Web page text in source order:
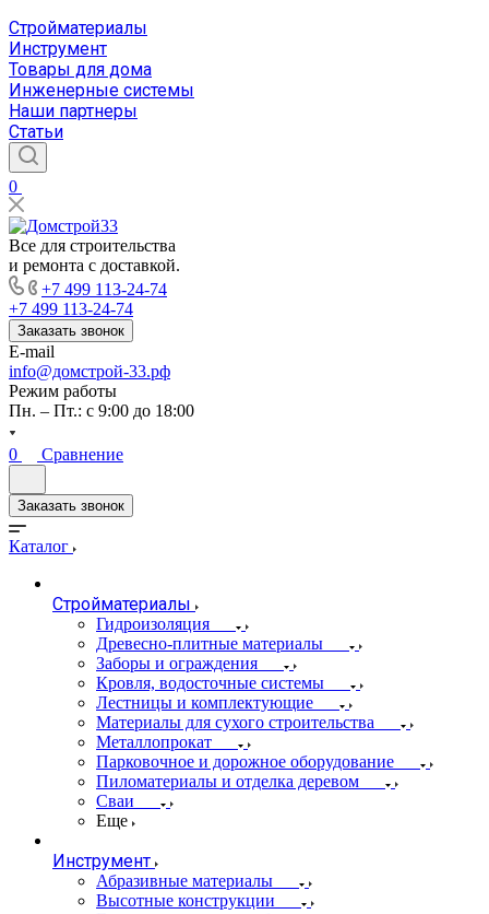
Стройматериалы
Инструмент
Товары для дома
Инженерные системы
Наши партнеры
Статьи
0
Все для строительства
и ремонта с доставкой.
+7 499 113-24-74
+7 499 113-24-74
Заказать звонок
E-mail
info@домстрой-33.рф
Режим работы
Пн. – Пт.: с 9:00 до 18:00
0 Сравнение
Заказать звонок
Каталог
Стройматериалы
Гидроизоляция
Древесно-плитные материалы
Заборы и ограждения
Кровля, водосточные системы
Лестницы и комплектующие
Материалы для сухого строительства
Металлопрокат
Парковочное и дорожное оборудование
Пиломатериалы и отделка деревом
Сваи
Еще
Инструмент
Абразивные материалы
Высотные конструкции